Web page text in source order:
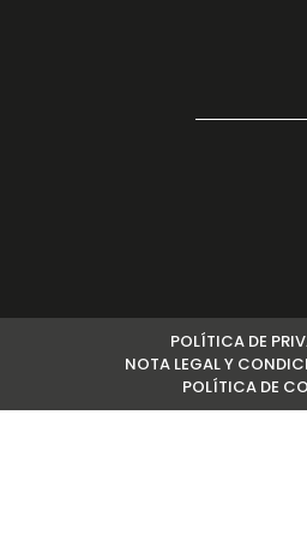
POLÍTICA DE
NOTA LEGAL Y
POLÍTICA DE